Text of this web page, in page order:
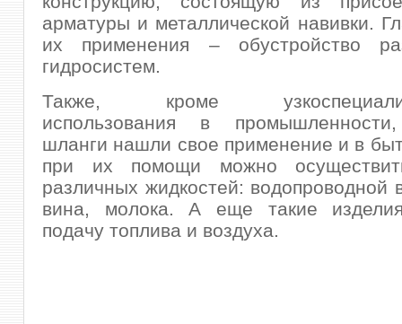
арматуры и металлической навивки.
их применения – обустройство
гидросистем.
Также, кроме
использования в
шланги нашли свое применение и в
при их помощи можно
различных жидкостей: водопроводной
вина, молока. А еще такие
подачу топлива и воздуха.